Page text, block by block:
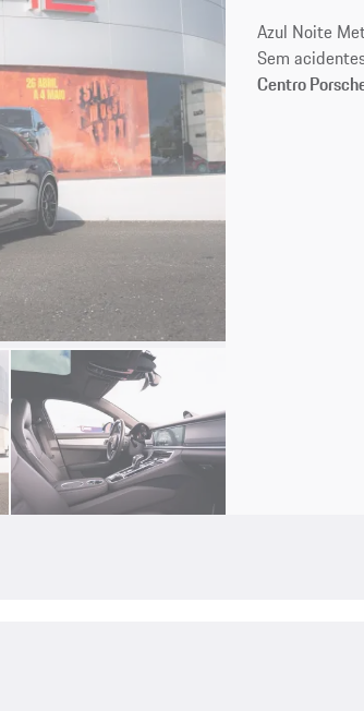
Azul Noite
Sem
Centro